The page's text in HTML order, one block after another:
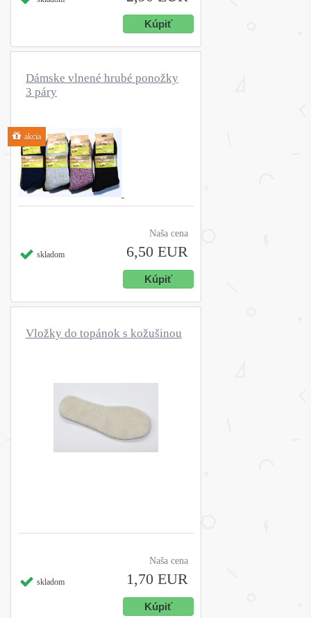
Dámske vlnené hrubé ponožky
3 páry
Naša cena
6,50 EUR
skladom
akcia
Vložky do topánok s kožušinou
Naša cena
1,70 EUR
skladom